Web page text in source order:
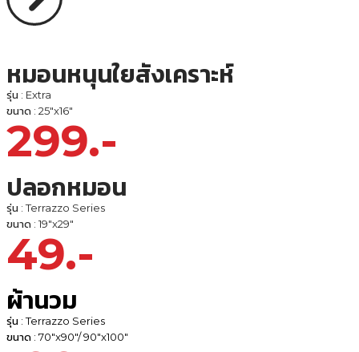
หมอนหนุนใยสังเคราะห์
รุ่น : Extra
ขนาด : 25"x16"
299.-
ปลอกหมอน
รุ่น : Terrazzo Series
ขนาด : 19"x29"
49.-
ผ้านวม
รุ่น : Terrazzo Series
ขนาด : 70"x90"/ 90"x100"